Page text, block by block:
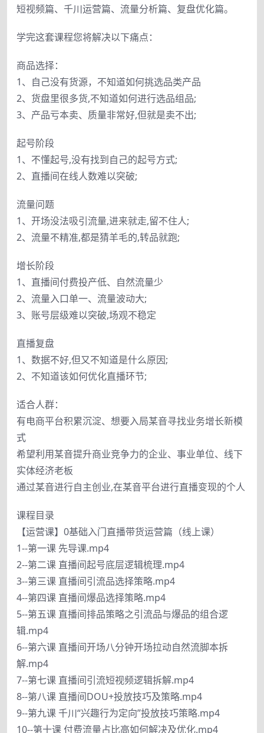
短视频篇、千川运营篇、流量分析篇、复盘优化篇。
学完这套课程您将解决以下痛点：
商品选择：
1、自己没有货源，不知道如何挑选品类产品
2、货盘里很多货,不知道如何进行选品组品;
3、产品亏本卖、质量非常好,但就是卖不出;
起号阶段
1、不懂起号,没有找到自己的起号方式;
2、直播间在线人数难以突破;
流量问题
1、开场没法吸引流量,进来就走,留不住人;
2、流量不精准,都是猜羊毛的,转品就跑;
增长阶段
1、直播间付费投产低、自然流量少
2、流量入口单一、流量波动大;
3、账号层级难以突破,场观不稳定
直播复盘
1、数据不好,但又不知道是什么原因;
2、不知道该如何优化直播环节;
适合人群：
有电商平台积累沉淀、想要入局某音寻找业务增长新模
式
希望利用某音提升商业竞争力的企业、事业单位、线下
实体经济老板
通过某音进行自主创业,在某音平台进行直播变现的个人
课程目录
【运营课】0基础入门直播带货运营篇（线上课）
1--第一课 先导课.mp4
2--第二课 直播间起号底层逻辑梳理.mp4
3--第三课 直播间引流品选择策略.mp4
4--第四课 直播间爆品选择策略.mp4
5--第五课 直播间排品策略之引流品与爆品的组合逻
辑.mp4
6--第六课 直播间开场八分钟开场拉动自然流脚本拆
解.mp4
7--第七课 直播间引流短视频逻辑拆解.mp4
8--第八课 直播间DOU+投放技巧及策略.mp4
9--第九课 千川“兴趣行为定向”投放技巧策略.mp4
10--第十课 付费流量占比高如何解决及优化.mp4